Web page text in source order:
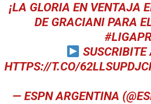
¡LA GLORIA EN VENTAJA
DE GRACIANI PARA
HTTPS://T.CO/62LLSUPDJC
— ESPN ARGENTINA